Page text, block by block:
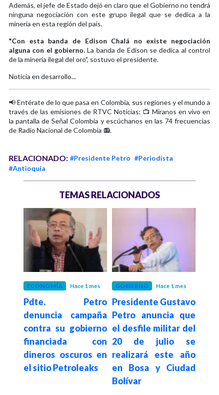
Además, el jefe de Estado dejó en claro que el Gobierno no tendrá
ninguna negociación con este grupo ilegal que se dedica a la
minería en esta región del país.
"Con esta banda de Edison Chalá no existe negociación
alguna con el gobierno. La banda de Edison se dedica al control
de la minería ilegal del oro", sostuvo el presidente.
Noticia en desarrollo...
📢 Entérate de lo que pasa en Colombia, sus regiones y el mundo a
través de las emisiones de RTVC Noticias: 📺 Míranos en vivo en
la pantalla de Señal Colombia y escúchanos en las 74 frecuencias
de Radio Nacional de Colombia 📻.
RELACIONADO: #Presidente Petro #Periodista
#Antioquia
TEMAS RELACIONADOS
ECONOMÍA Hace 1 mes
Pdte. Petro
denuncia campaña
contra su gobierno
financiada con
dineros oscuros en
el sitio Petroleaks
GOBIERNO Hace 1 mes
Presidente Gustavo
Petro anuncia que
el desfile militar del
20 de julio se
realizará este año
en Bosa y Ciudad
Bolívar